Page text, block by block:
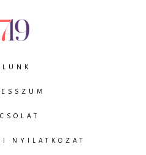
NYILATKOZAT